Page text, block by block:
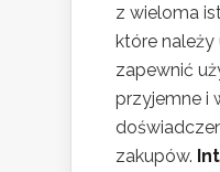
z wieloma
które
zapewnić
przyjemne i
zakupów.